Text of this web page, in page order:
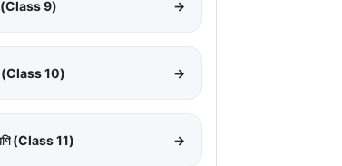
(Class 9) →
(Class 10) →
(Class 11) →